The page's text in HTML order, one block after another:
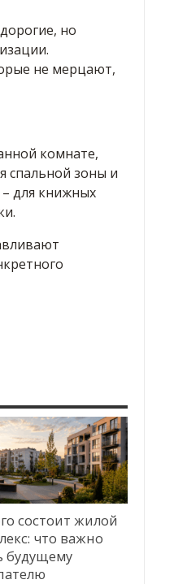
но
не мерцают,
комнате,
спальной зоны и
для книжных
состоит жилой
что важно
будущему